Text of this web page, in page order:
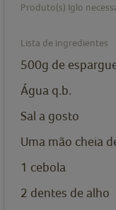
Produto(s) Iglo
Lista de ingredientes
500g de
Água q.b.
Sal a gosto
Uma mão cheia
1 cebola
2 dentes de alho